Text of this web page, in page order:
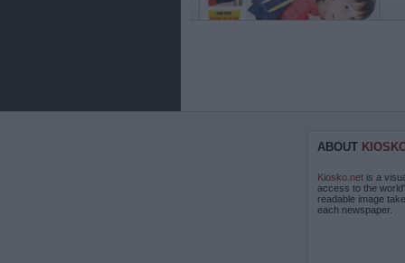
ABOUT
Kiosko.net is a
access to the
readable image
each newspaper.